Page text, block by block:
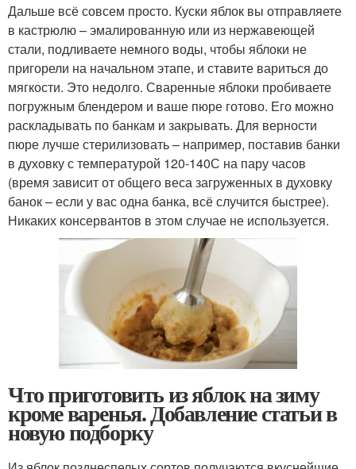
Дальше всё совсем просто. Куски яблок вы отправляете
в кастрюлю – эмалированную или из нержавеющей
стали, подливаете немного воды, чтобы яблоки не
пригорели на начальном этапе, и ставите вариться до
мягкости. Это недолго. Сваренные яблоки пробиваете
погружным блендером и ваше пюре готово. Его можно
раскладывать по банкам и закрывать. Для верности
пюре лучше стерилизовать – например, поставив банки
в духовку с температурой 120-140С на пару часов
(время зависит от общего веса загруженных в духовку
банок – если у вас одна банка, всё случится быстрее).
Никаких консервантов в этом случае не используется.
Что приготовить из яблок на зиму
кроме варенья. Добавление статьи в
новую подборку